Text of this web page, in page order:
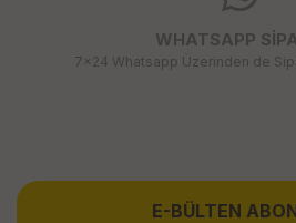
WHATSAPP
7x24 Whatsapp Üzerinden de
E-BÜLTEN